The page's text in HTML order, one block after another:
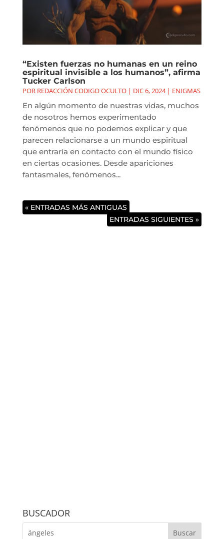
“Existen fuerzas no humanas en un reino
espiritual invisible a los humanos”, afirma
Tucker Carlson
POR REDACCIÓN CODIGO OCULTO| DIC 6, 2024| ENIGMAS
En algún momento de nuestras vidas, muchos
de nosotros hemos experimentado
fenómenos que no podemos explicar y que
parecen relacionarse a un mundo espiritual
que entraría en contacto con el mundo físico
en ciertas ocasiones. Desde apariciones
fantasmales, fenómenos...
« ENTRADAS MÁS ANTIGUAS
ENTRADAS SIGUIENTES »
BUSCADOR